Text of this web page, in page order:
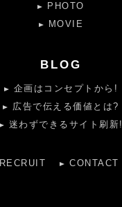
PHOTO
MOVIE
BLOG
企画はコンセプトから!
広告で伝える価値とは?
迷わずできるサイト刷新!
RECRUIT CONTACT